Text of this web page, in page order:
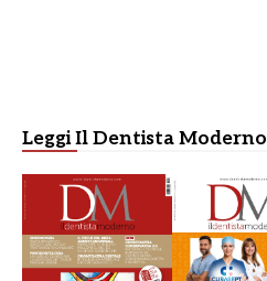
Leggi Il Dentista Moderno